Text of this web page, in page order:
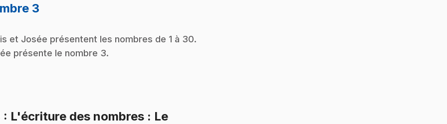
3
et Josée présentent les nombres de 1 à 30.
présente le nombre 3.
: L'écriture des nombres : Le